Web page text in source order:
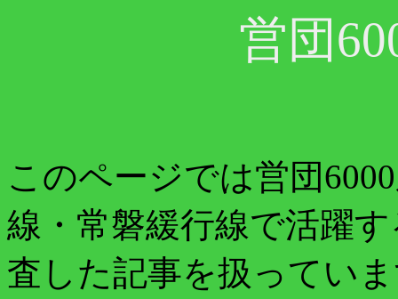
営団
このページでは営団
線・常磐緩行線で活躍
査した記事を扱ってい